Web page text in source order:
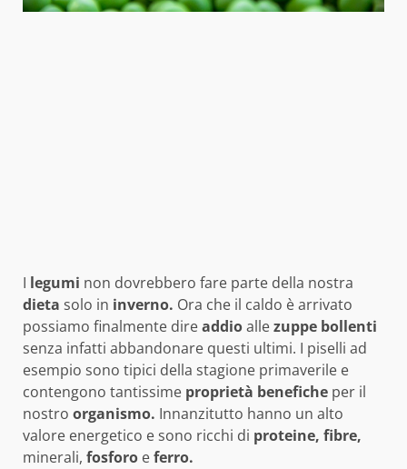
I legumi non dovrebbero fare parte della nostra
dieta solo in inverno. Ora che il caldo è arrivato
possiamo finalmente direaddioallezuppe bollenti
senza infatti abbandonare questi ultimi. I piselli ad
esempio sono tipici della stagione primaverile e
contengono tantissime proprietà benefiche per il
nostro organismo. Innanzitutto hanno un alto
valore energetico e sono ricchi di proteine, fibre,
minerali, fosforo eferro.